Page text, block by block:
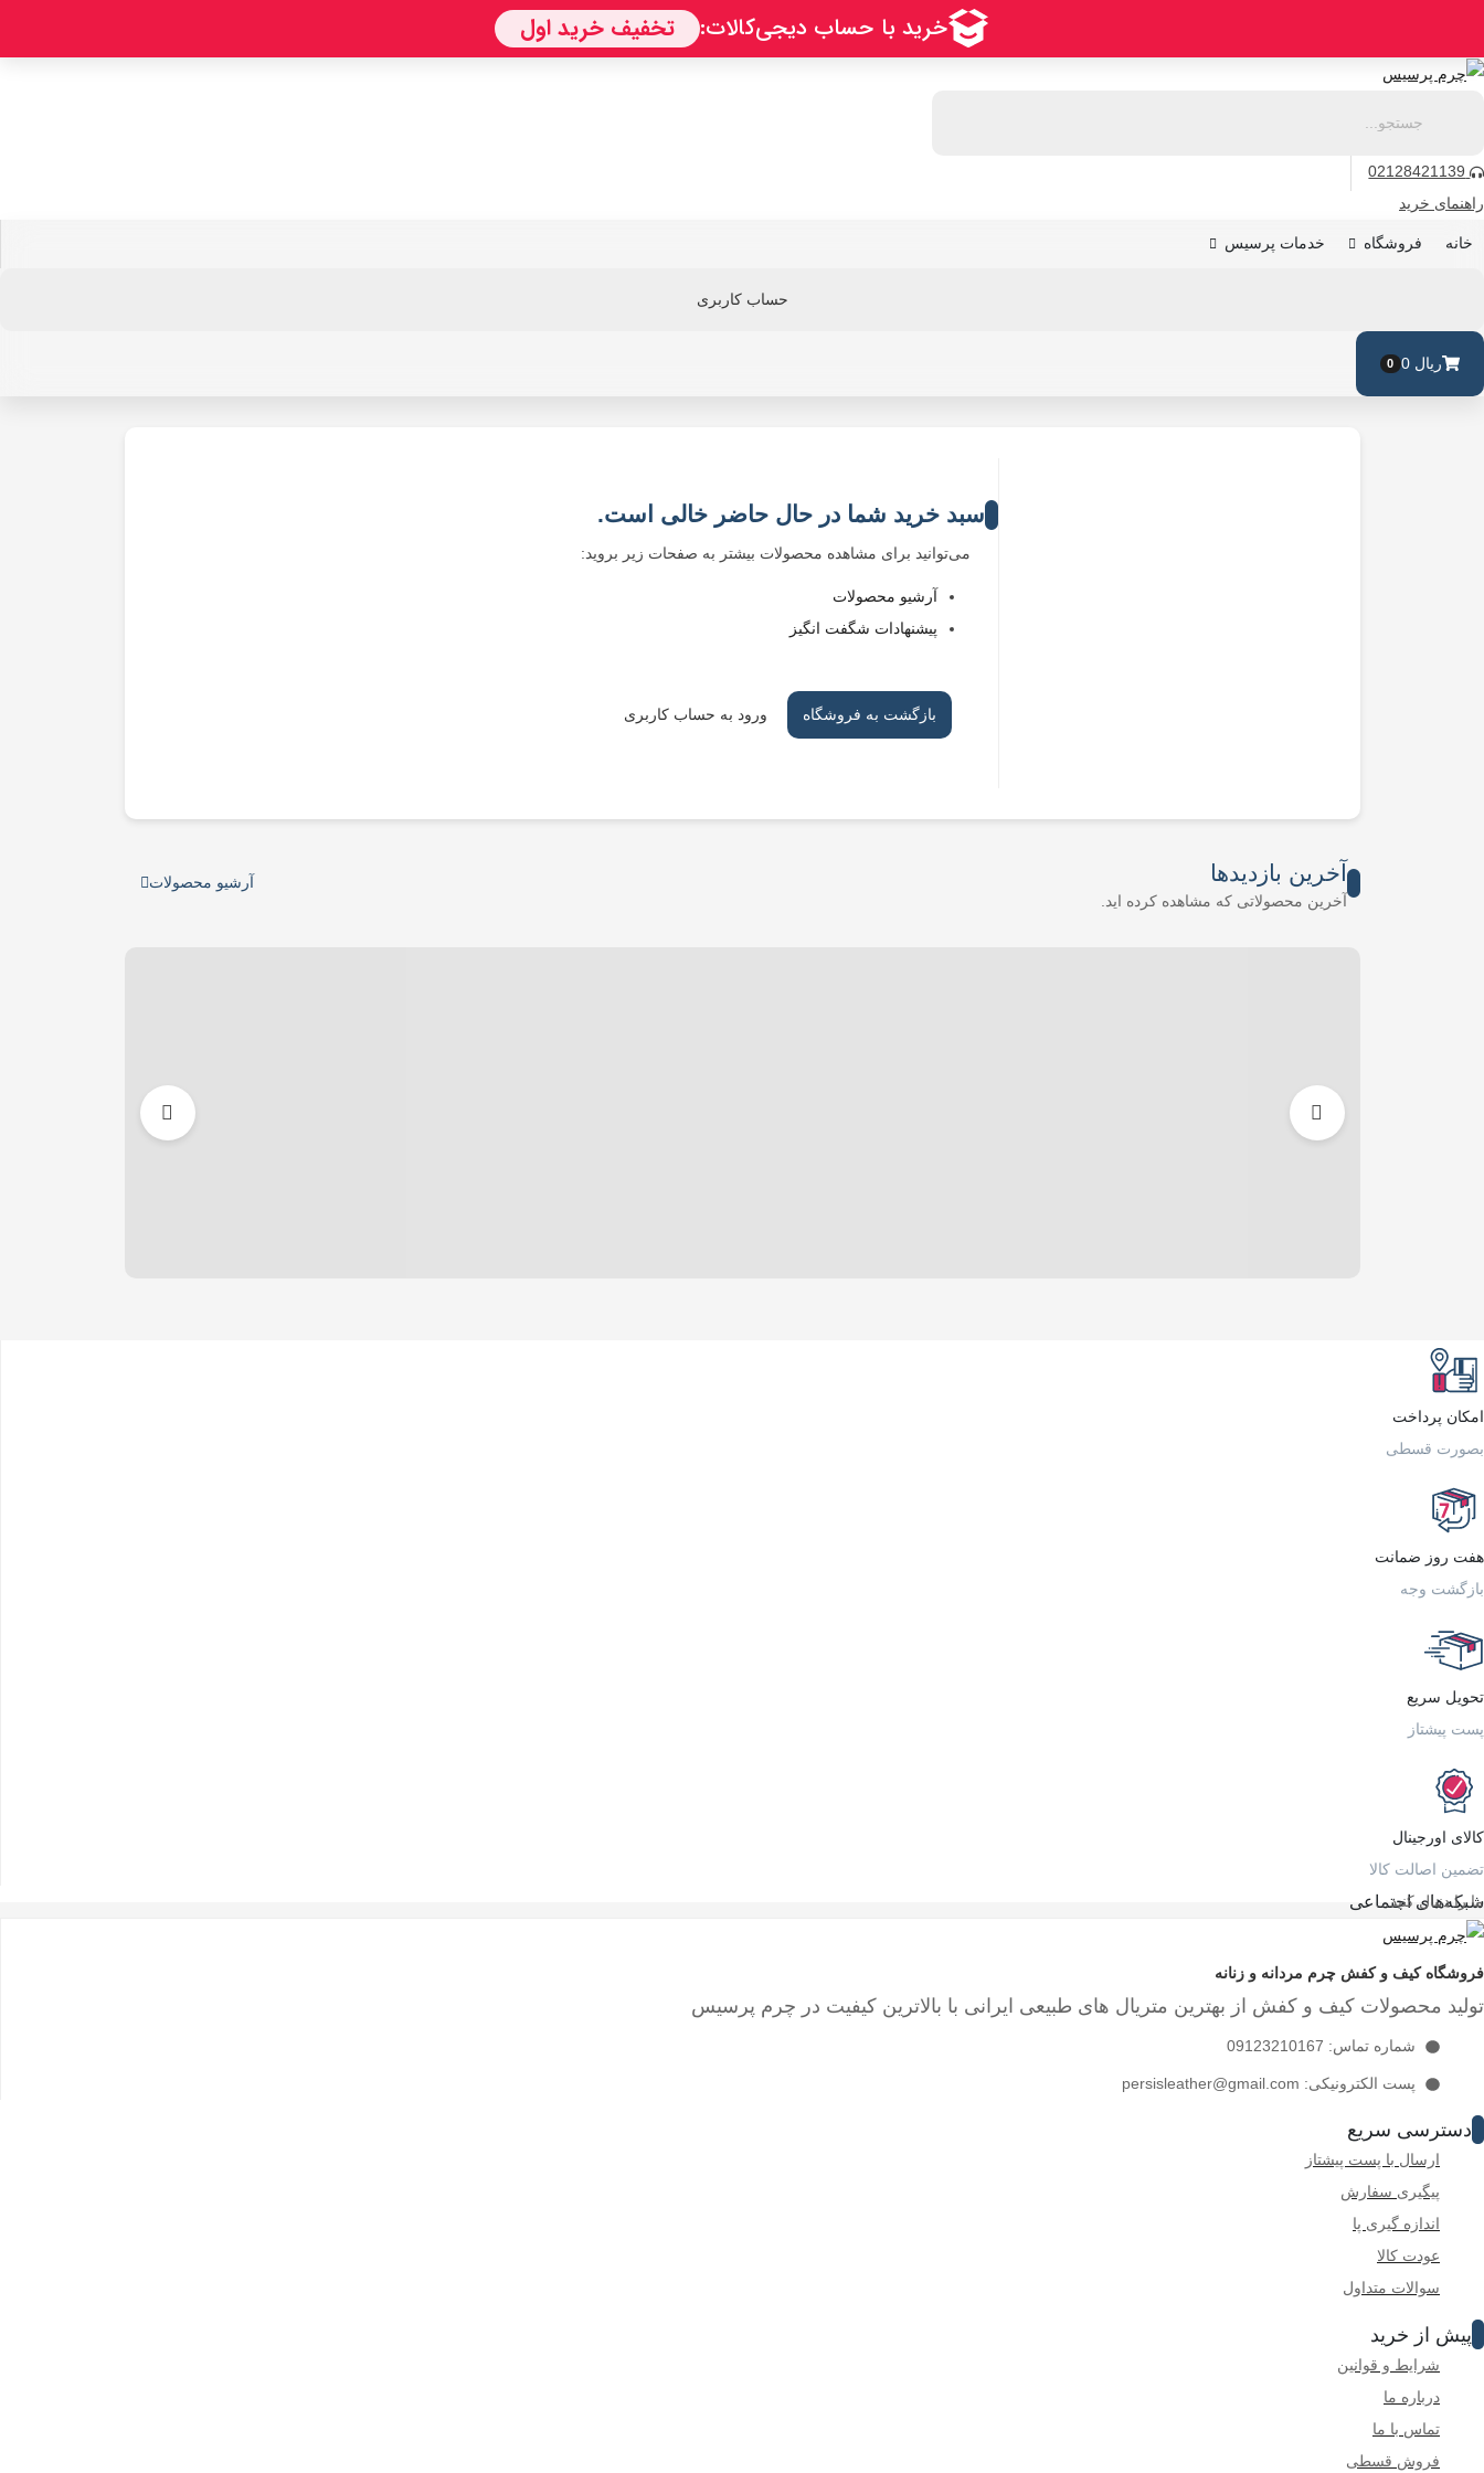
برو
02128421139
راهنمای خرید
خانه فروشگاه خدمات پرسیس
حساب کاربری
0 ریال 0
سبد خرید شما در حال حاضر خالی است.
می‌توانید برای مشاهده محصولات بیشتر به صفحات زیر بروید:
آرشیو محصولات
پیشنهادات شگفت انگیز
بازگشت به فروشگاه ورود به حساب کاربری
آخرین بازدیدها
آخرین محصولاتی که مشاهده کرده اید.
آرشیو محصولات
امکان پرداخت
بصورت قسطی
هفت روز ضمانت
بازگشت وجه
تحویل سریع
پست پیشتاز
کالای اورجینال
تضمین اصالت کالا
شبکه‌های اجتماعی
ما را دنبال کنید…
فروشگاه کیف و کفش چرم مردانه و زنانه
تولید محصولات کیف و کفش از بهترین متریال های طبیعی ایرانی با بالاترین کیفیت در چرم پرسیس
شماره تماس: 09123210167
پست الکترونیکی: persisleather@gmail.com
دسترسی سریع
ارسال با پست پیشتاز
پیگیری سفارش
اندازه گیری پا
عودت کالا
سوالات متداول
پیش از خرید
شرایط و قوانین
درباره ما
تماس با ما
فروش قسطی